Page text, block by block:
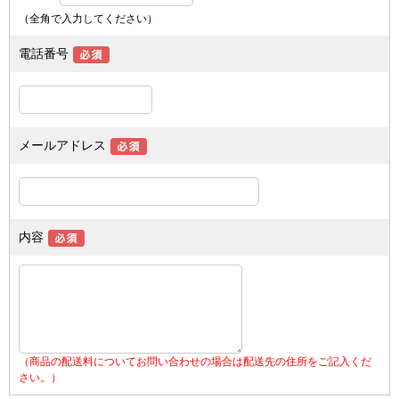
（全角で入力してください）
電話番号
メールアドレス
内容
（商品の配送料についてお問い合わせの場合は配送先の住所をご記入くだ
さい。）